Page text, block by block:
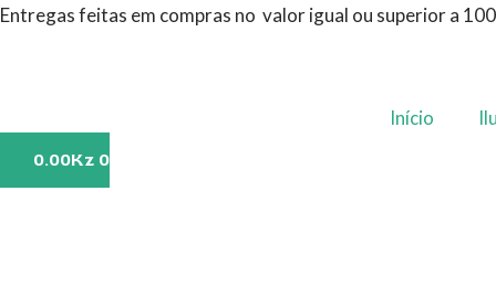
Ir
Entregas feitas em compras no valor igual ou superior a
Início
0.00Kz 0